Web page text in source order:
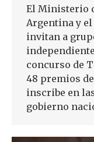
El Ministerio
Argentina y
invitan a
concurso de
48 premios
inscribe en
gobierno